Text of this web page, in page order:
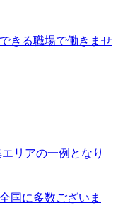
きる職場で働きませ
リアの一例となり
国に多数ございま